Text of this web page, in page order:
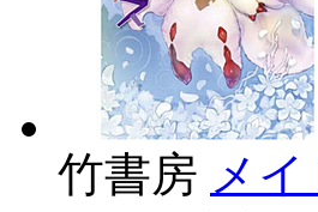
竹書房 メ